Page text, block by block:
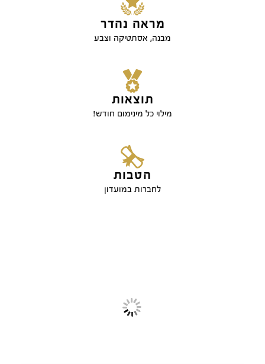
מראה נהדר
מבנה, אסתטיקה וצבע
תוצאות
מילוי כל מינימום חודש!
הטבות
לחברות במועדון